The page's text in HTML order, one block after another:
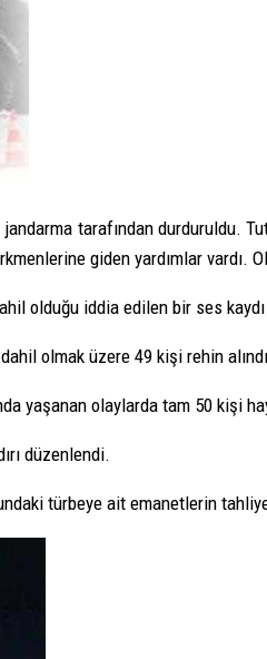
tarafından durduruldu.
giden yardımlar vardı.
olduğu iddia edilen bir ses
olmak üzere 49 kişi rehin
yaşanan olaylarda tam 50 kişi
düzenlendi.
türbeye ait emanetlerin